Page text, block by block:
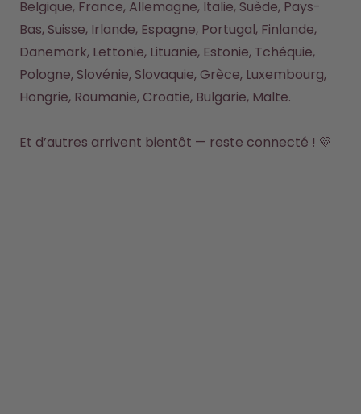
Belgique, France, Allemagne, Italie, Suède, Pays-
Bas, Suisse, Irlande, Espagne, Portugal, Finlande,
Danemark, Lettonie, Lituanie, Estonie, Tchéquie,
Pologne, Slovénie, Slovaquie, Grèce, Luxembourg,
Hongrie, Roumanie, Croatie, Bulgarie, Malte.
Et d’autres arrivent bientôt — reste connecté ! 💛